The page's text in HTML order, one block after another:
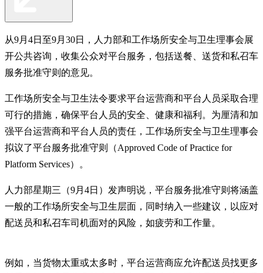
从9月4日至9月30日，人力部和工作场所安全与卫生理事会展
开公共咨询，收集公众对平台服务，包括送餐、送货和私召车
服务批准守则的意见。
工作场所安全与卫生法令要求平台运营商和平台人员采取合理
可行的措施，确保平台人员的安全、健康和福利。为厘清和加
强平台运营商和平台人员的责任，工作场所安全与卫生理事会
拟议了平台服务批准守则（Approved Code of Practice for
Platform Services）。
人力部星期三（9月4日）发声明说，平台服务批准守则将涵盖
一般的工作场所安全与卫生层面，同时纳入一些建议，以应对
配送员和私召车司机面对的风险，如疲劳和工作量。
例如，当货物太重或太多时，平台运营商应允许配送员找更多